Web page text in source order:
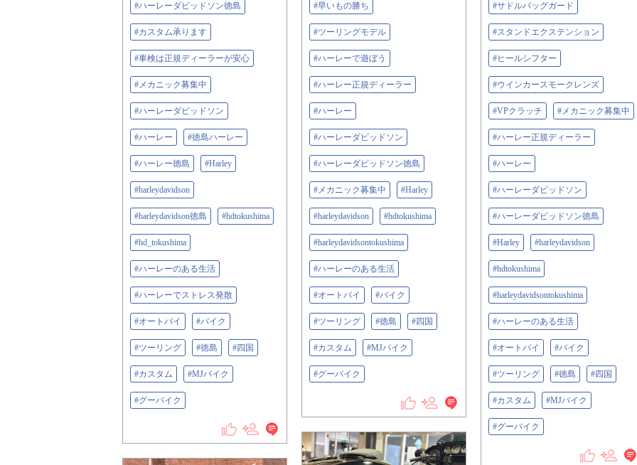
#ハーレーダビッドソン徳島
#カスタム承ります
#車検は正規ディーラーが安心
#メカニック募集中
#ハーレーダビッドソン
#ハーレー #徳島ハーレー
#ハーレー徳島 #Harley
#harleydavidson
#harleydavidson徳島 #hdtokushima
#hd_tokushima
#ハーレーのある生活
#ハーレーでストレス発散
#オートバイ #バイク
#ツーリング #徳島 #四国
#カスタム #MJバイク
#グーバイク
#早いもの勝ち
#ツーリングモデル
#ハーレーで遊ぼう
#ハーレー正規ディーラー
#ハーレー
#ハーレーダビッドソン
#ハーレーダビッドソン徳島
#メカニック募集中 #Harley
#harleydavidson #hdtokushima
#harleydavidsontokushima
#ハーレーのある生活
#オートバイ #バイク
#ツーリング #徳島 #四国
#カスタム #MJバイク
#グーバイク
#サドルバッグガード
#スタンドエクステンション
#ヒールシフター
#ウインカースモークレンズ
#VPクラッチ #メカニック募集中
#ハーレー正規ディーラー
#ハーレー
#ハーレーダビッドソン
#ハーレーダビッドソン徳島
#Harley #harleydavidson
#hdtokushima
#harleydavidsontokushima
#ハーレーのある生活
#オートバイ #バイク
#ツーリング #徳島 #四国
#カスタム #MJバイク
#グーバイク